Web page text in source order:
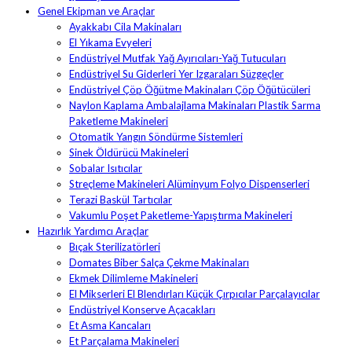
Genel Ekipman ve Araçlar
Ayakkabı Cila Makinaları
El Yıkama Evyeleri
Endüstriyel Mutfak Yağ Ayırıcıları-Yağ Tutucuları
Endüstriyel Su Giderleri Yer Izgaraları Süzgeçler
Endüstriyel Çöp Öğütme Makinaları Çöp Öğütücüleri
Naylon Kaplama Ambalajlama Makinaları Plastik Sarma
Paketleme Makineleri
Otomatik Yangın Söndürme Sistemleri
Sinek Öldürücü Makineleri
Sobalar Isıtıcılar
Streçleme Makineleri Alüminyum Folyo Dispenserleri
Terazi Baskül Tartıcılar
Vakumlu Poşet Paketleme-Yapıştırma Makineleri
Hazırlık Yardımcı Araçlar
Bıçak Sterilizatörleri
Domates Biber Salça Çekme Makinaları
Ekmek Dilimleme Makineleri
El Mikserleri El Blendırları Küçük Çırpıcılar Parçalayıcılar
Endüstriyel Konserve Açacakları
Et Asma Kancaları
Et Parçalama Makineleri